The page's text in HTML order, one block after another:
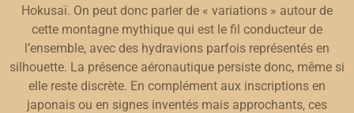
Hokusaï. On peut donc parler de « variations » autour de
cette montagne mythique qui est le fil conducteur de
l’ensemble, avec des hydravions parfois représentés en
silhouette. La présence aéronautique persiste donc, même si
elle reste discrète. En complément aux inscriptions en
japonais ou en signes inventés mais approchants, ces